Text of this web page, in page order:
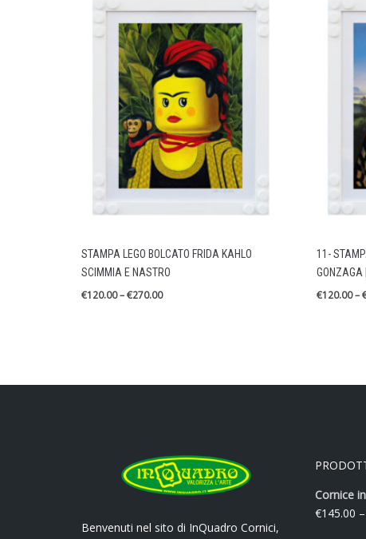
STAMPA LEGO BOLCATO FRIDA KAHLO
SCIMMIA E NASTRO
€120.00–€270.00
11-
GONZAGA
€120.00–
Benvenuti nel sito di InQuadro Cornici,
Cornice
€145.00 –